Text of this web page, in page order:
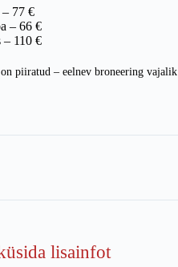
– 77 €
– 66 €
– 110 €
piiratud – eelnev broneering vajalik
lisainfot